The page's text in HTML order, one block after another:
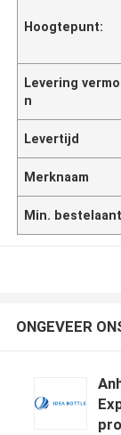
Hoogtepunt:
Levering
n
Levertijd
Merknaam
Min.
ONGEVEER